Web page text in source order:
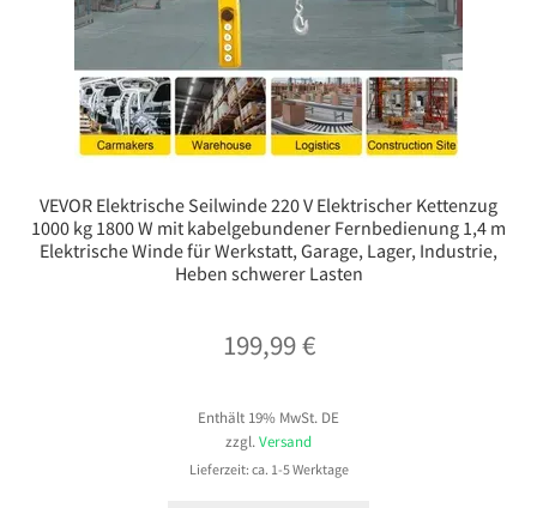
VEVOR Elektrische Seilwinde 220 V Elektrischer Kettenzug
1000 kg 1800 W mit kabelgebundener Fernbedienung 1,4 m
Elektrische Winde für Werkstatt, Garage, Lager, Industrie,
Heben schwerer Lasten
199,99€
Enthält 19% MwSt. DE
zzgl. Versand
Lieferzeit: ca. 1-5 Werktage